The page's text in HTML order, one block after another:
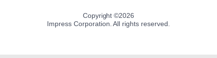
Copyright ©2026
Impress Corporation. All rights reserved.